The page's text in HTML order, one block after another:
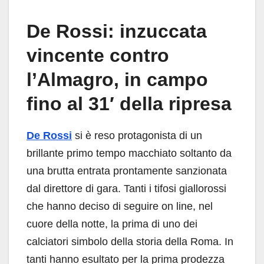
De Rossi: inzuccata
vincente contro
l’Almagro, in campo
fino al 31′ della ripresa
De Rossi si è reso protagonista di un
brillante primo tempo macchiato soltanto da
una brutta entrata prontamente sanzionata
dal direttore di gara. Tanti i tifosi giallorossi
che hanno deciso di seguire on line, nel
cuore della notte, la prima di uno dei
calciatori simbolo della storia della Roma. In
tanti hanno esultato per la prima prodezza